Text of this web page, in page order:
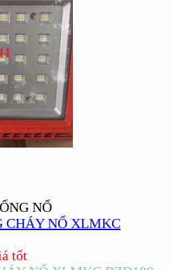
NỔ
CHÁY NỔ XLMKC
tốt